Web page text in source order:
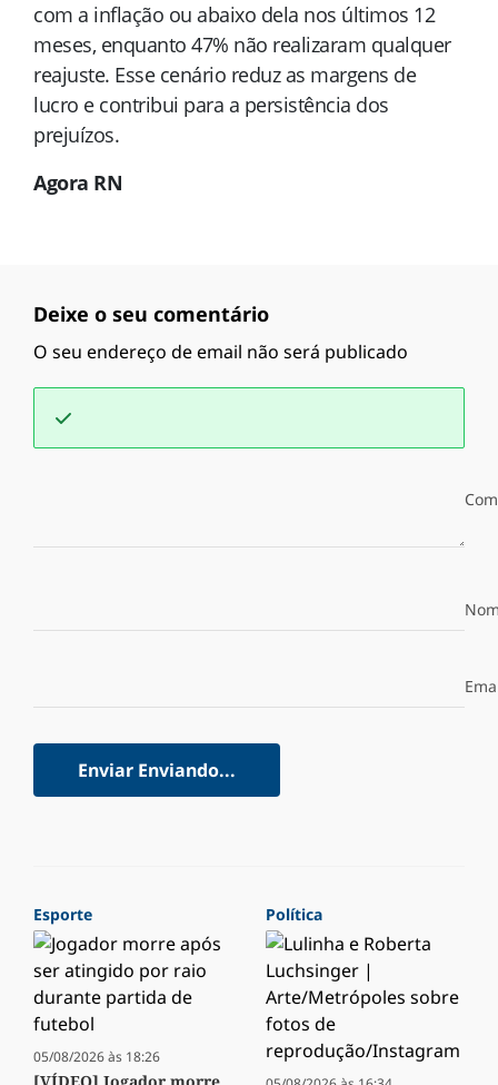
com a inflação ou abaixo dela nos últimos 12
meses, enquanto 47% não realizaram qualquer
reajuste. Esse cenário reduz as margens de
lucro e contribui para a persistência dos
prejuízos.
Agora RN
Deixe o seu comentário
O seu endereço de email não será publicado
Enviar Enviando...
Esporte
05/08/2026 às 18:26
Política